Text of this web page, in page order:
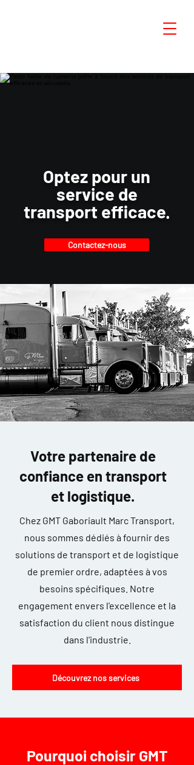
Optez pour un
service de
transport efficace.
Contactez-nous
Votre partenaire de
confiance en transport
et logistique.
Chez GMT Gaboriault Marc Transport,
nous sommes dédiés à fournir des
solutions de transport et de logistique
de premier ordre, adaptées à vos
besoins spécifiques. Notre
engagement envers l'excellence et la
satisfaction du client nous distingue
dans l'industrie.
Découvrez nos services
Pourquoi choisir GMT